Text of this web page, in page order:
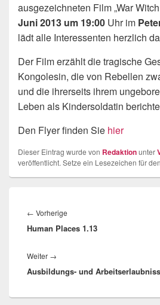
ausgezeichneten Film „War
Juni 2013 um 19:00 Uhr im
lädt alle Interessenten herzlich
Der Film erzählt die tragische
Kongolesin, die von Rebellen
und die ihrerseits ihrem
Leben als Kindersoldatin
Den Flyer finden Sie hier
Dieser Eintrag wurde von Redaktionunter
veröffentlicht. Setze ein Lesezeichen für den
← Vorherige
Beitrag:
Human Places 1.13
Weiter →
Beitrag:
Ausbildungs- und